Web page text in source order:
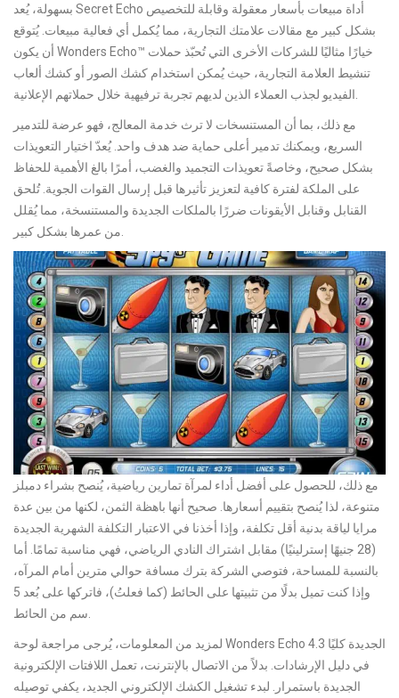
بسهولة، يُعد Secret Echo أداة مبيعات بأسعار معقولة وقابلة للتخصيص
بشكل كبير مع مقالات علامتك التجارية، مما يُكمل أي فعالية مبيعات. يُتوقع
أن يكون Wonders Echo™ خيارًا مثاليًا للشركات الأخرى التي تُحبّذ حملات
تنشيط العلامة التجارية، حيث يُمكن استخدام كشك الصور أو كشك ألعاب
مع ذلك، بما أن المستنسخات لا ترث خدمة المعالج، فهو عرضة للتدمير
السريع، ويمكنك تدمير أعلى حماية ضد هدف واحد. يُعدّ اختيار التعويذات
بشكل صحيح، وخاصةً تعويذات التجميد والغضب، أمرًا بالغ الأهمية للحفاظ
على الملكة لفترة كافية لتعزيز تأثيرها قبل إرسال القوات الجوية. تُلحق
القنابل وقنابل الأيقونات ضررًا بالملكات الجديدة والمستنسخة، مما يُقلل
مع ذلك، للحصول على أفضل أداء لمرآة تمارين رياضية، يُنصح بشراء دمبلز
متنوعة، لذا يُنصح بتقييم أسعارها. صحيح أنها باهظة الثمن، لكنها من بين عدة
مرايا لياقة بدنية أقل تكلفة، وإذا أخذنا في الاعتبار التكلفة الشهرية الجديدة
(28 جنيهًا إسترلينيًا) مقابل اشتراك النادي الرياضي، فهي مناسبة تمامًا. أما
بالنسبة للمساحة، فتوصي الشركة بترك مسافة حوالي مترين أمام المرآه،
وإذا كنت تميل بدلًا من تثبيتها على الحائط (كما فعلتُ)، فاتركها على بُعد 5
لمزيد من المعلومات، يُرجى مراجعة لوحة Wonders Echo الجديدة كليًا 4.3
في دليل الإرشادات. بدلاً من الاتصال بالإنترنت، تعمل اللافتات الإلكترونية
الجديدة باستمرار. لبدء تشغيل الكشك الإلكتروني الجديد، يكفي توصيله